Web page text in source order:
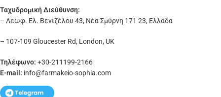
Ταχυδρομική Διεύθυνση:
– Λεωφ. Ελ. Βενιζέλου 43, Νέα Σμύρνη 171 23, Ελλάδα
– 107-109 Gloucester Rd, London, UK
Τηλέφωνο: +30-211199-2166
E-mail: info@farmakeio-sophia.com